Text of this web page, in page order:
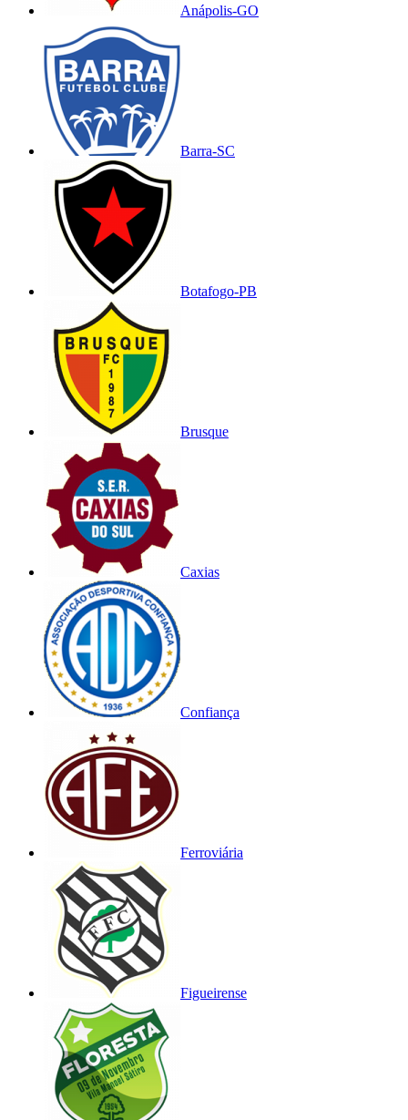
Anápolis-GO
Barra-SC
Botafogo-PB
Brusque
Caxias
Confiança
Ferroviária
Figueirense